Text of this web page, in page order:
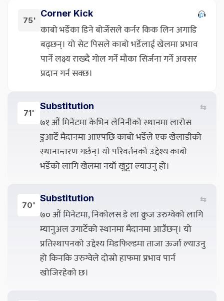
75'
Corner Kick
काबो भर्डेका डिने बोर्जेसले कर्नर किक लिन अगाडि
बढ्छन्। यो सेट पिसले काबो भर्डेलाई खेलमा प्रभाव
पार्ने लक्ष्य राख्दै गोल गर्ने मौका सिर्जना गर्ने अवसर
प्रदान गर्न सक्छ।
71'
Substitution ⇆
७१ औं मिनेटमा केभिन लेनिनीको स्थानमा लारोस
डुआर्टे मैदानमा आएपछि काबो भर्डेले एक खेलाडीको
स्थानान्तरण गर्छन्। यो परिवर्तनको उद्देश्य काबो
भर्डेको लागि खेलमा नयाँ खुट्टा ल्याउनु हो।
70'
Substitution ⇆
७० औं मिनेटमा, निकोलस डे ला क्रुज उरुग्वेको लागि
म्यानुअल उगार्टेको स्थानमा मैदानमा आउँछन्। यो
प्रतिस्थापनको उद्देश्य मिडफिल्डमा ताजा ऊर्जा ल्याउनु
हो किनकि उरुग्वेले दोस्रो हाफमा प्रभाव पार्न
खोजिरहेको छ।